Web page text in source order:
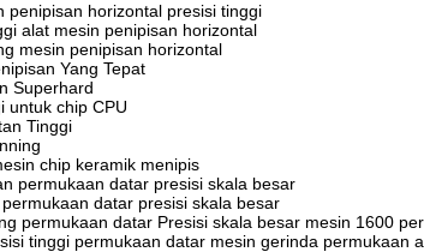
penipisan horizontal presisi tinggi
alat mesin penipisan horizontal
mesin penipisan horizontal
Yang Tepat
Superhard
untuk chip CPU
Tinggi
chip keramik menipis
permukaan datar presisi skala besar
datar presisi skala besar
permukaan datar Presisi skala besar mesin 1600
tinggi permukaan datar mesin gerinda permukaan